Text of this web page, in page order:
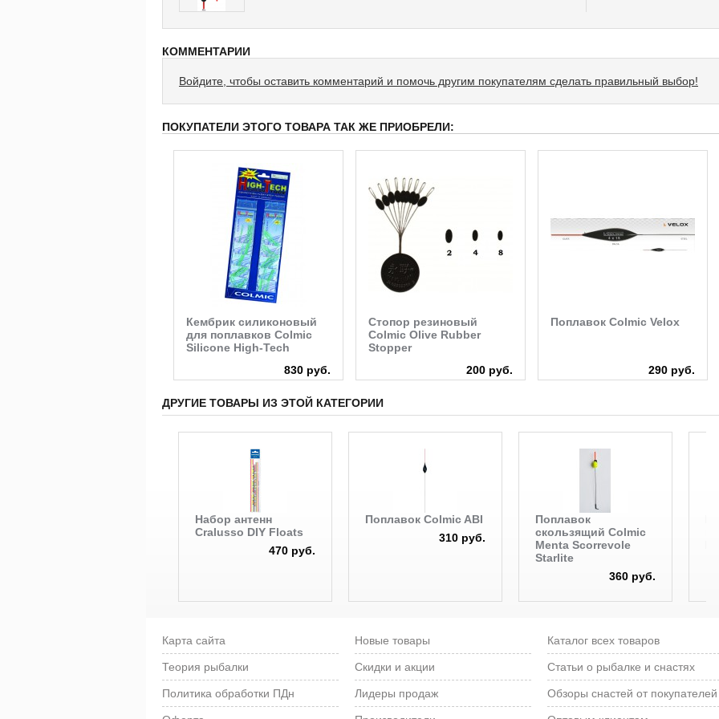
КОММЕНТАРИИ
Войдите, чтобы оставить комментарий и помочь другим покупателям сделать правильный выбор!
ПОКУПАТЕЛИ ЭТОГО ТОВАРА ТАК ЖЕ ПРИОБРЕЛИ:
Кембрик силиконовый
для поплавков Colmic
Silicone High-Tech
830 руб.
Стопор резиновый
Colmic Olive Rubber
Stopper
200 руб.
Поплавок Colmic Velox
290 руб.
ДРУГИЕ ТОВАРЫ ИЗ ЭТОЙ КАТЕГОРИИ
Набор антенн
Cralusso DIY Floats
470 руб.
Поплавок Colmic ABI
310 руб.
Поплавок
скользящий Colmic
Menta Scorrevole
Starlite
360 руб.
Карта сайта
Теория рыбалки
Политика обработки ПДн
Новые товары
Скидки и акции
Лидеры продаж
Каталог всех товаров
Статьи о рыбалке и снастях
Обзоры снастей от покупателей